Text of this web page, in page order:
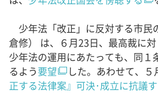
少年法「改正」に反対する市民
倉修） は、６月23日、最高裁に
少年法の運用にあたっても、同
るよう要望
した。あわせて、
正する法律案』可決･成立に抗議